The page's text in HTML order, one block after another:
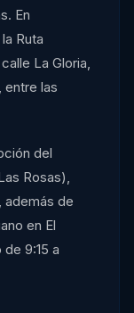
En
Ruta
La Gloria,
entre las
del
Rosas),
además de
en El
9:15 a